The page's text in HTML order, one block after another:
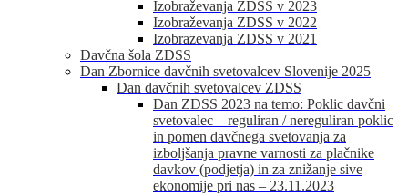
Izobraževanja ZDSS v 2023
Izobraževanja ZDSS v 2022
Izobrazevanja ZDSS v 2021
Davčna šola ZDSS
Dan Zbornice davčnih svetovalcev Slovenije 2025
Dan davčnih svetovalcev ZDSS
Dan ZDSS 2023 na temo: Poklic davčni
svetovalec – reguliran / nereguliran poklic
in pomen davčnega svetovanja za
izboljšanja pravne varnosti za plačnike
davkov (podjetja) in za znižanje sive
ekonomije pri nas – 23.11.2023